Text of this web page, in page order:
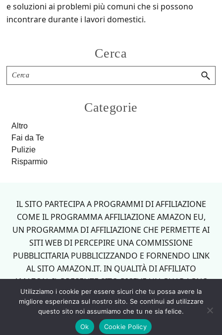
e soluzioni ai problemi più comuni che si possono
incontrare durante i lavori domestici.
Sidebar
Cerca
Cerca
Categorie
Altro
Fai da Te
Pulizie
Risparmio
Footer
IL SITO PARTECIPA A PROGRAMMI DI AFFILIAZIONE
COME IL PROGRAMMA AFFILIAZIONE AMAZON EU,
UN PROGRAMMA DI AFFILIAZIONE CHE PERMETTE AI
SITI WEB DI PERCEPIRE UNA COMMISSIONE
PUBBLICITARIA PUBBLICIZZANDO E FORNENDO LINK
AL SITO AMAZON.IT. IN QUALITÀ DI AFFILIATO
AMAZON, IL PRESENTE SITO RICEVE UN GUADAGNO
PER CIASCUN ACQUISTO IDONEO.
Utilizziamo i cookie per essere sicuri che tu possa avere la
migliore esperienza sul nostro sito. Se continui ad utilizzare
questo sito noi assumiamo che tu ne sia felice.
Ok
Cookie Policy